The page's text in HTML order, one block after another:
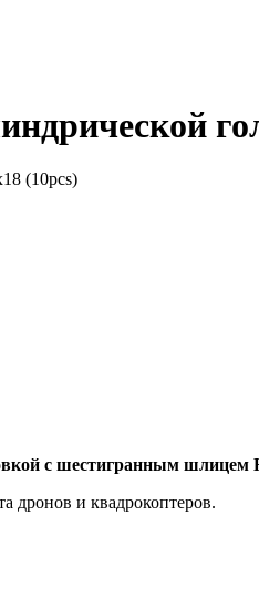
(10pcs)
с шестигранным шлицем
дронов и квадрокоптеров.